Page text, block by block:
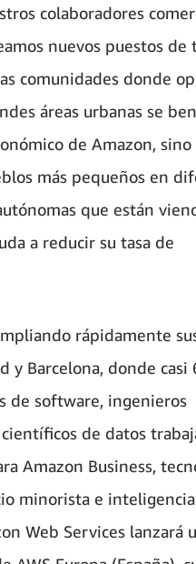
colaboradores
nuevos puestos de
comunidades donde
áreas urbanas se
de Amazon,
más pequeños en
que están
a reducir su tasa de
rápidamente
y Barcelona, donde casi
de software, ingenieros
de datos
Amazon Business,
minorista e inteligencia
Web Services lanzará